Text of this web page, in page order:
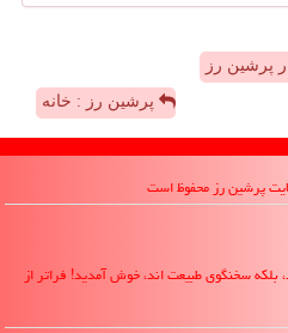
پرشین رز
پرشین رز : خانه
بلکه سخنگوی طبیعت اند، خوش آمدید! فراتر از